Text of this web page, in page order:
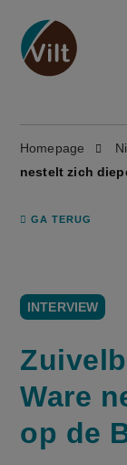
Homepage
nestelt zich
GA TERUG
INTERVIEW
Ware
op de